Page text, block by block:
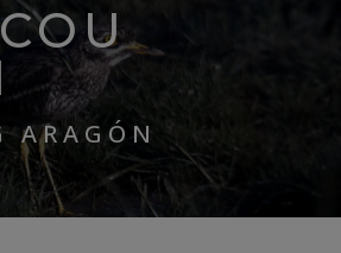
ARAGÓN